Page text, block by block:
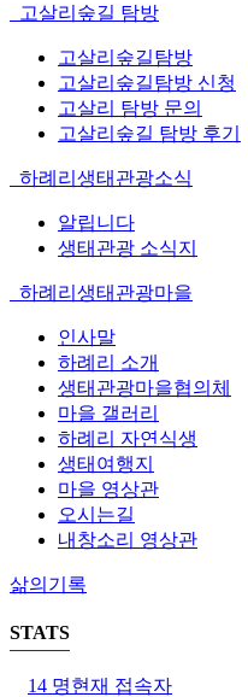
고살리숲길 탐방
고살리숲길탐방
고살리숲길탐방 신청
고살리 탐방 문의
고살리숲길 탐방 후기
하례리생태관광소식
알립니다
생태관광 소식지
하례리생태관광마을
인사말
하례리 소개
생태관광마을협의체
마을 갤러리
하례리 자연식생
생태여행지
마을 영상관
오시는길
내창소리 영상관
삶의기록
STATS
14 명현재 접속자